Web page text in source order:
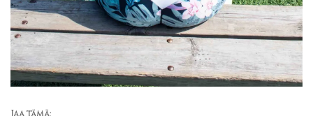
Jaa tämä: